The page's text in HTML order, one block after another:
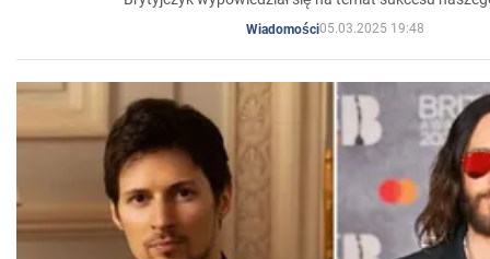
Wiadomości05.03.2025 19:48